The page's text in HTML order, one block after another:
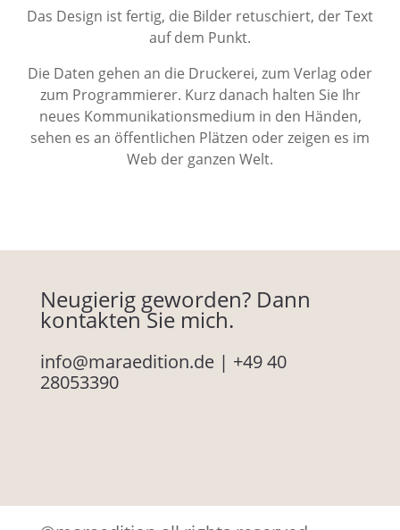
Das Design ist fertig, die Bilder retuschiert, der Text
auf dem Punkt.
Die Daten gehen an die Druckerei, zum Verlag oder
zum Programmierer. Kurz danach halten Sie Ihr
neues Kommunikationsmedium in den Händen,
sehen es an öffentlichen Plätzen oder zeigen es im
Web der ganzen Welt.
Neugierig geworden? Dann
kontakten Sie mich.
info@maraedition.de| +49 40
28053390